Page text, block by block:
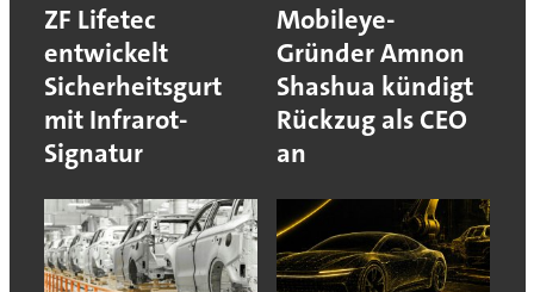
ZF Lifetec
entwickelt
Sicherheitsgurt
mit Infrarot-
Signatur
Mobileye-
Gründer Amnon
Shashua kündigt
Rückzug als CEO
an